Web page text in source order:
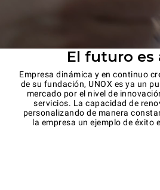
El futuro es
Empresa dinámica y en continuo
de su fundación, UNOX es ya un
mercado por el nivel de
servicios. La capacidad de
personalizando de manera
la empresa un ejemplo de éxito